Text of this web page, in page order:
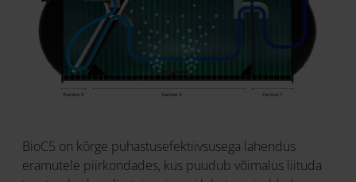
BioC5 on kõrge puhastusefektiivsusega lahendus
eramutele piirkondades, kus puudub võimalus liituda